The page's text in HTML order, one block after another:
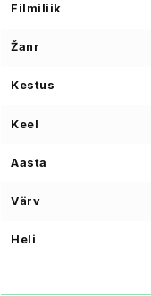
Filmiliik
Žanr
Kestus
Keel
Aasta
Värv
Heli